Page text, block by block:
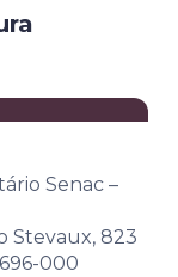
Senac –
Stevaux, 823
000